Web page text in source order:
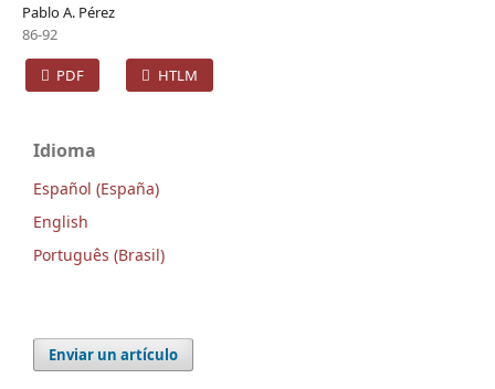
Pablo A. Pérez
86-92
PDF HTLM
Idioma
Español (España)
English
Português (Brasil)
Enviar un artículo